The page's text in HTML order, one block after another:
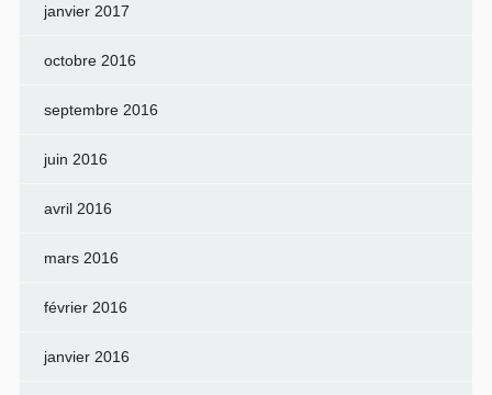
janvier 2017
octobre 2016
septembre 2016
juin 2016
avril 2016
mars 2016
février 2016
janvier 2016